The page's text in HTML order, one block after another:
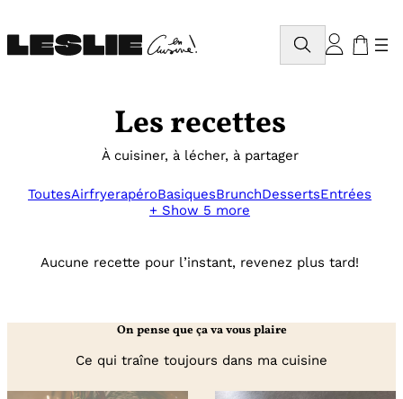
au
contenu
Rechercher
Les recettes
À cuisiner, à lécher, à partager
ToutesAirfryerapéroBasiquesBrunchDessertsEntrées
+ Show 5 more
Aucune recette pour l’instant, revenez plus tard!
On pense que ça va vous plaire
Ce qui traîne toujours dans ma cuisine